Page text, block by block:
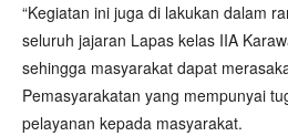
“Kegiatan ini juga di lakukan dalam
seluruh jajaran Lapas kelas IIA
sehingga masyarakat dapat
Pemasyarakatan yang mempunyai
pelayanan kepada masyarakat.